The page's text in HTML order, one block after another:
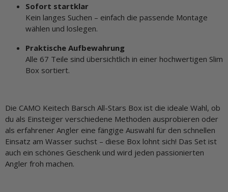
Sofort startklar
Kein langes Suchen – einfach die passende Montage
wählen und loslegen.
Praktische Aufbewahrung
Alle 67 Teile sind übersichtlich in einer hochwertigen Slim
Box sortiert.
Die CAMO Keitech Barsch All-Stars Box ist die ideale Wahl, ob
du als Einsteiger verschiedene Methoden ausprobieren oder
als erfahrener Angler eine fängige Auswahl für den schnellen
Einsatz am Wasser suchst – diese Box lohnt sich! Das Set ist
auch ein schönes Geschenk und wird jeden passionierten
Angler froh machen.